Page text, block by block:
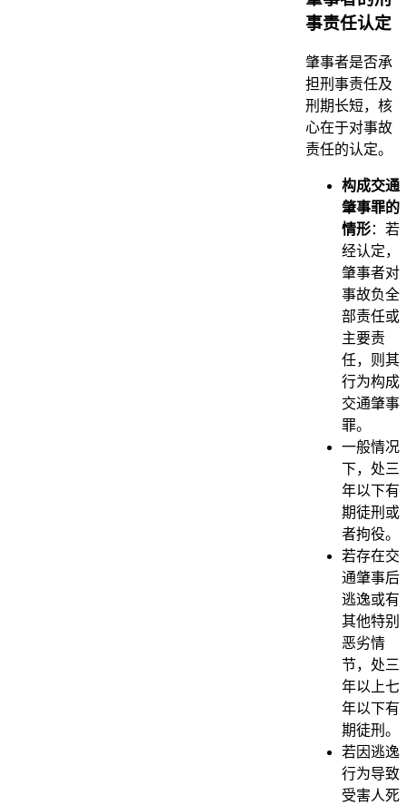
事责任认定
肇事者是否承
担刑事责任及
刑期长短，核
心在于对事故
责任的认定。
构成交通
肇事罪的
情形：若
经认定，
肇事者对
事故负全
部责任或
主要责
任，则其
行为构成
交通肇事
罪。
一般情况
下，处三
年以下有
期徒刑或
者拘役。
若存在交
通肇事后
逃逸或有
其他特别
恶劣情
节，处三
年以上七
年以下有
期徒刑。
若因逃逸
行为导致
受害人死